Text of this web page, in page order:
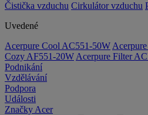
Čistička vzduchu Cirkulátor vzduchu
Uvedené
Acerpure Cool AC551-50W
Cozy AF551-20W Acerpure Filter
Podnikání
Vzdělávání
Podpora
Události
Značky Acer